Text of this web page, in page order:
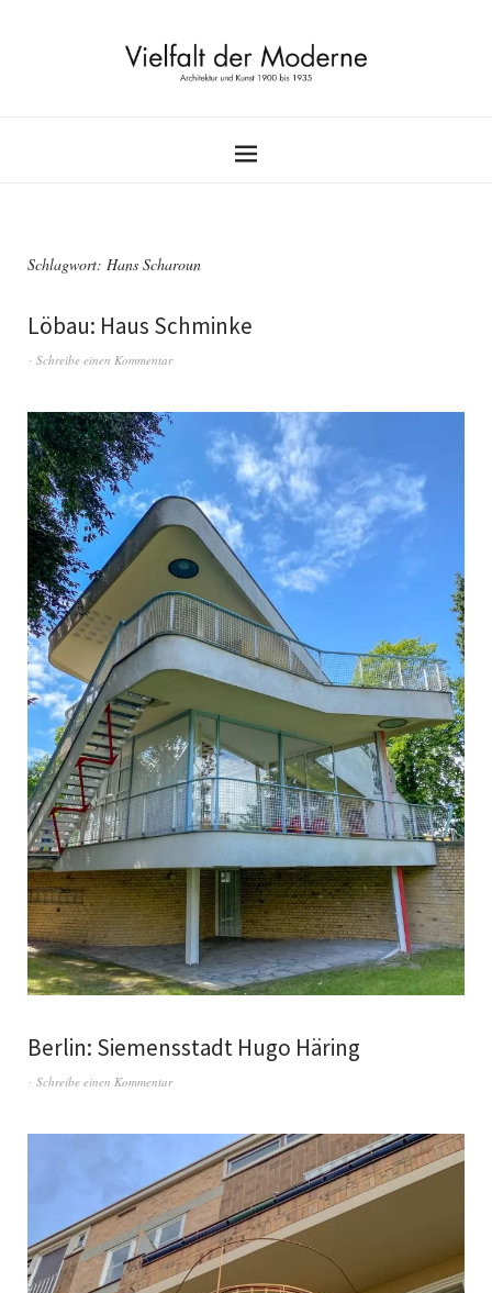
Schlagwort: Hans Scharoun
Löbau: Haus Schminke
Schreibe einen Kommentar
Berlin: Siemensstadt Hugo Häring
Schreibe einen Kommentar